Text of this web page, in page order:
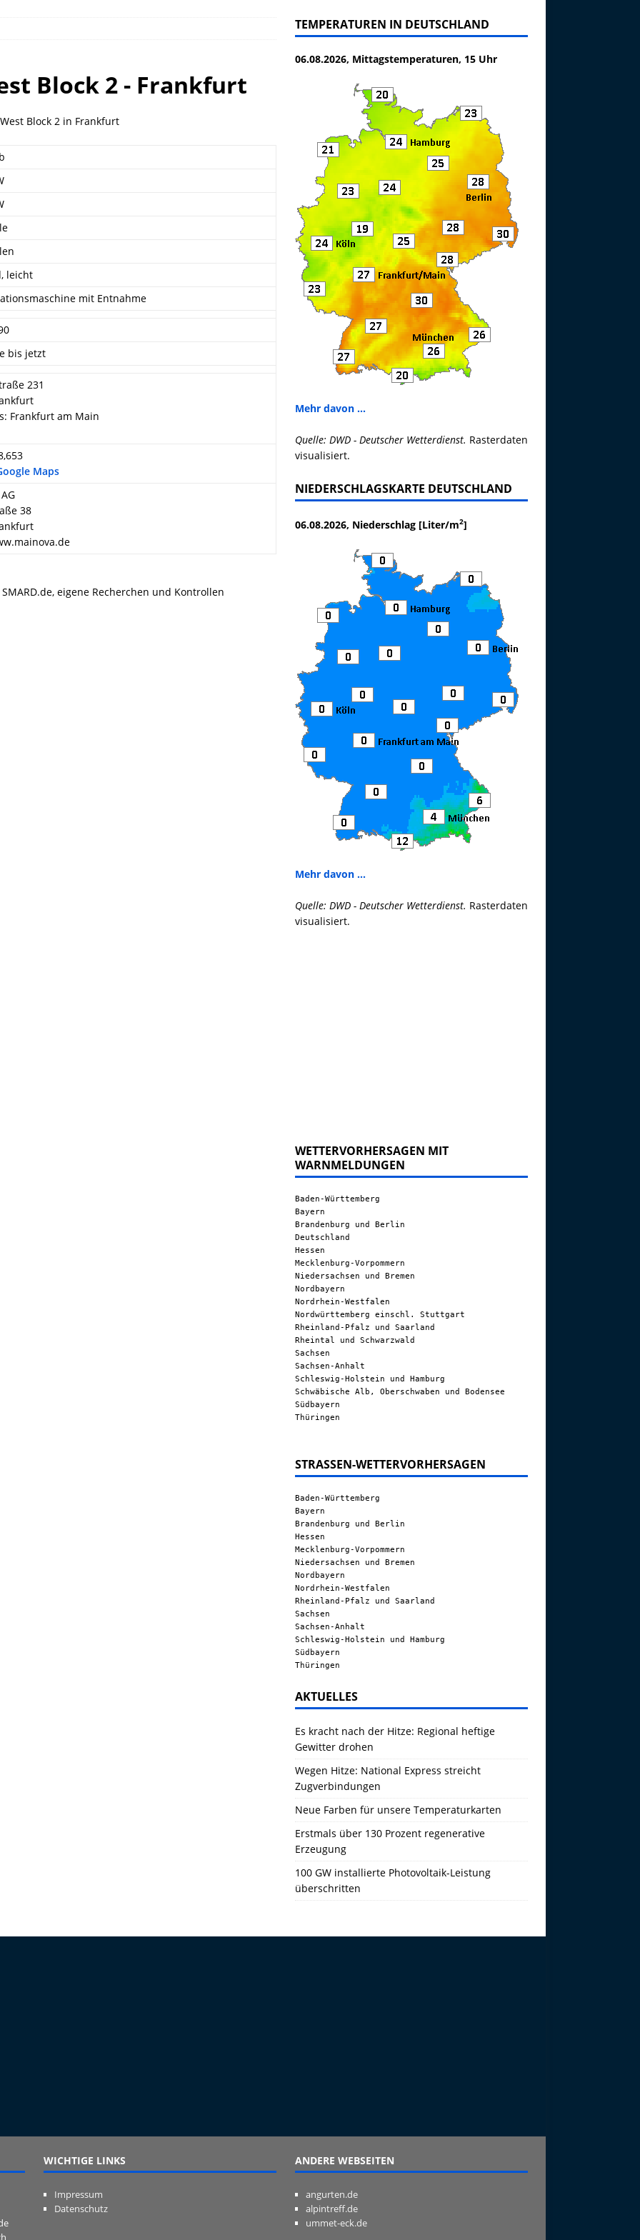
Block 2 - Frankfurt
Block 2 in Frankfurt
leicht
mit Entnahme
bis jetzt
231
Frankfurt am Main
Maps
38
eigene Recherchen und Kontrollen
TEMPERATUREN IN DEUTSCHLAND
06.08.2026, Mittagstemperaturen, 15 Uhr
Mehr davon ...
Quelle: DWD - Deutscher Wetterdienst. Rasterdaten
visualisiert.
NIEDERSCHLAGSKARTE DEUTSCHLAND
06.08.2026, Niederschlag [Liter/m2]
Mehr davon ...
Quelle: DWD - Deutscher Wetterdienst. Rasterdaten
visualisiert.
WETTERVORHERSAGEN MIT
WARNMELDUNGEN
Baden-Württemberg
Bayern
Brandenburg und Berlin
Deutschland
Hessen
Mecklenburg-Vorpommern
Niedersachsen und Bremen
Nordbayern
Nordrhein-Westfalen
Nordwürttemberg einschl. Stuttgart
Rheinland-Pfalz und Saarland
Rheintal und Schwarzwald
Sachsen
Sachsen-Anhalt
Schleswig-Holstein und Hamburg
Schwäbische Alb, Oberschwaben und Bodensee
Südbayern
Thüringen
STRASSEN-WETTERVORHERSAGEN
Baden-Württemberg
Bayern
Brandenburg und Berlin
Hessen
Mecklenburg-Vorpommern
Niedersachsen und Bremen
Nordbayern
Nordrhein-Westfalen
Rheinland-Pfalz und Saarland
Sachsen
Sachsen-Anhalt
Schleswig-Holstein und Hamburg
Südbayern
Thüringen
AKTUELLES
Es kracht nach der Hitze: Regional heftige
Gewitter drohen
Wegen Hitze: National Express streicht
Zugverbindungen
Neue Farben für unsere Temperaturkarten
Erstmals über 130 Prozent regenerative
Erzeugung
100 GW installierte Photovoltaik-Leistung
überschritten
WICHTIGE LINKS
Impressum
Datenschutz
ANDERE WEBSEITEN
angurten.de
alpintreff.de
ummet-eck.de